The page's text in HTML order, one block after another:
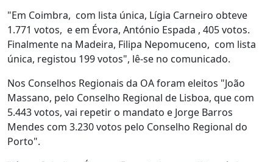
"Em Coimbra, com lista única, Lígia Carneiro obteve
1.771 votos, e em Évora, António Espada , 405 votos.
Finalmente na Madeira, Filipa Nepomuceno, com lista
única, registou 199 votos", lê-se no comunicado.
Nos Conselhos Regionais da OA foram eleitos "João
Massano, pelo Conselho Regional de Lisboa, que com
5.443 votos, vai repetir o mandato e Jorge Barros
Mendes com 3.230 votos pelo Conselho Regional do
Porto".